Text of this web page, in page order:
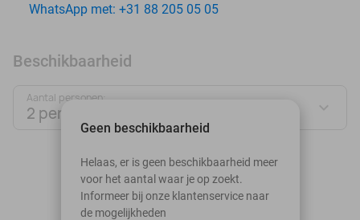
WhatsApp met: +31 88 205 05 05
Beschikbaarheid
Aantal personen:
2 personen
augustus 2026
Ma
Di Wo Do Vr
Geen beschikbaarheid
Helaas, er is geen beschikbaarheid meer
voor het aantal waar je op zoekt.
Informeer bij onze klantenservice naar
de mogelijkheden